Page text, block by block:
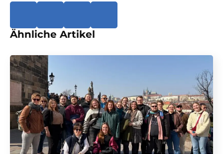
Ähnliche Artikel